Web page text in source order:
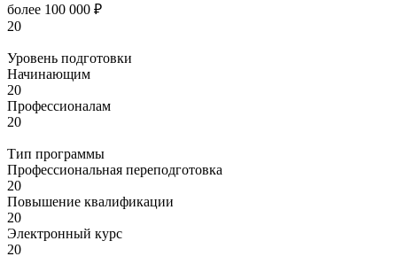
более 100 000 ₽
20
Уровень подготовки
Начинающим
20
Профессионалам
20
Тип программы
Профессиональная переподготовка
20
Повышение квалификации
20
Электронный курс
20